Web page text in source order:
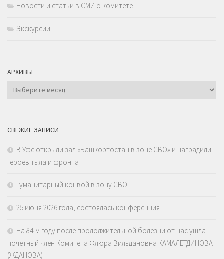
Новости и статьи в СМИ о комитете
Экскурсии
АРХИВЫ
Архивы
СВЕЖИЕ ЗАПИСИ
В Уфе открыли зал «Башкортостан в зоне СВО» и наградили
героев тыла и фронта
Гуманитарный конвой в зону СВО
25 июня 2026 года, состоялась конференция
На 84-м году после продолжительной болезни от нас ушла
почетный член Комитета Флюра Вильдановна КАМАЛЕТДИНОВА
(ЖДАНОВА)